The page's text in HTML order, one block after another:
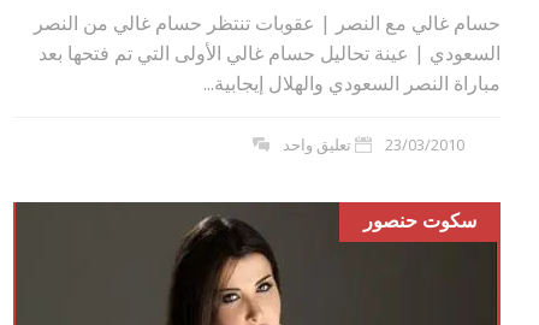
حسام غالي مع النصر | عقوبات تنتظر حسام غالي من النصر
السعودي | عينة تحاليل حسام غالي الأولى التي تم فتحها بعد
مباراة النصر السعودي والهلال إيجابية...
23/03/2010 تعليق واحد
سكوت حنصور